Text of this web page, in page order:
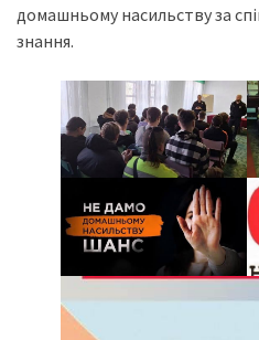
домашньому насильству за
знання.